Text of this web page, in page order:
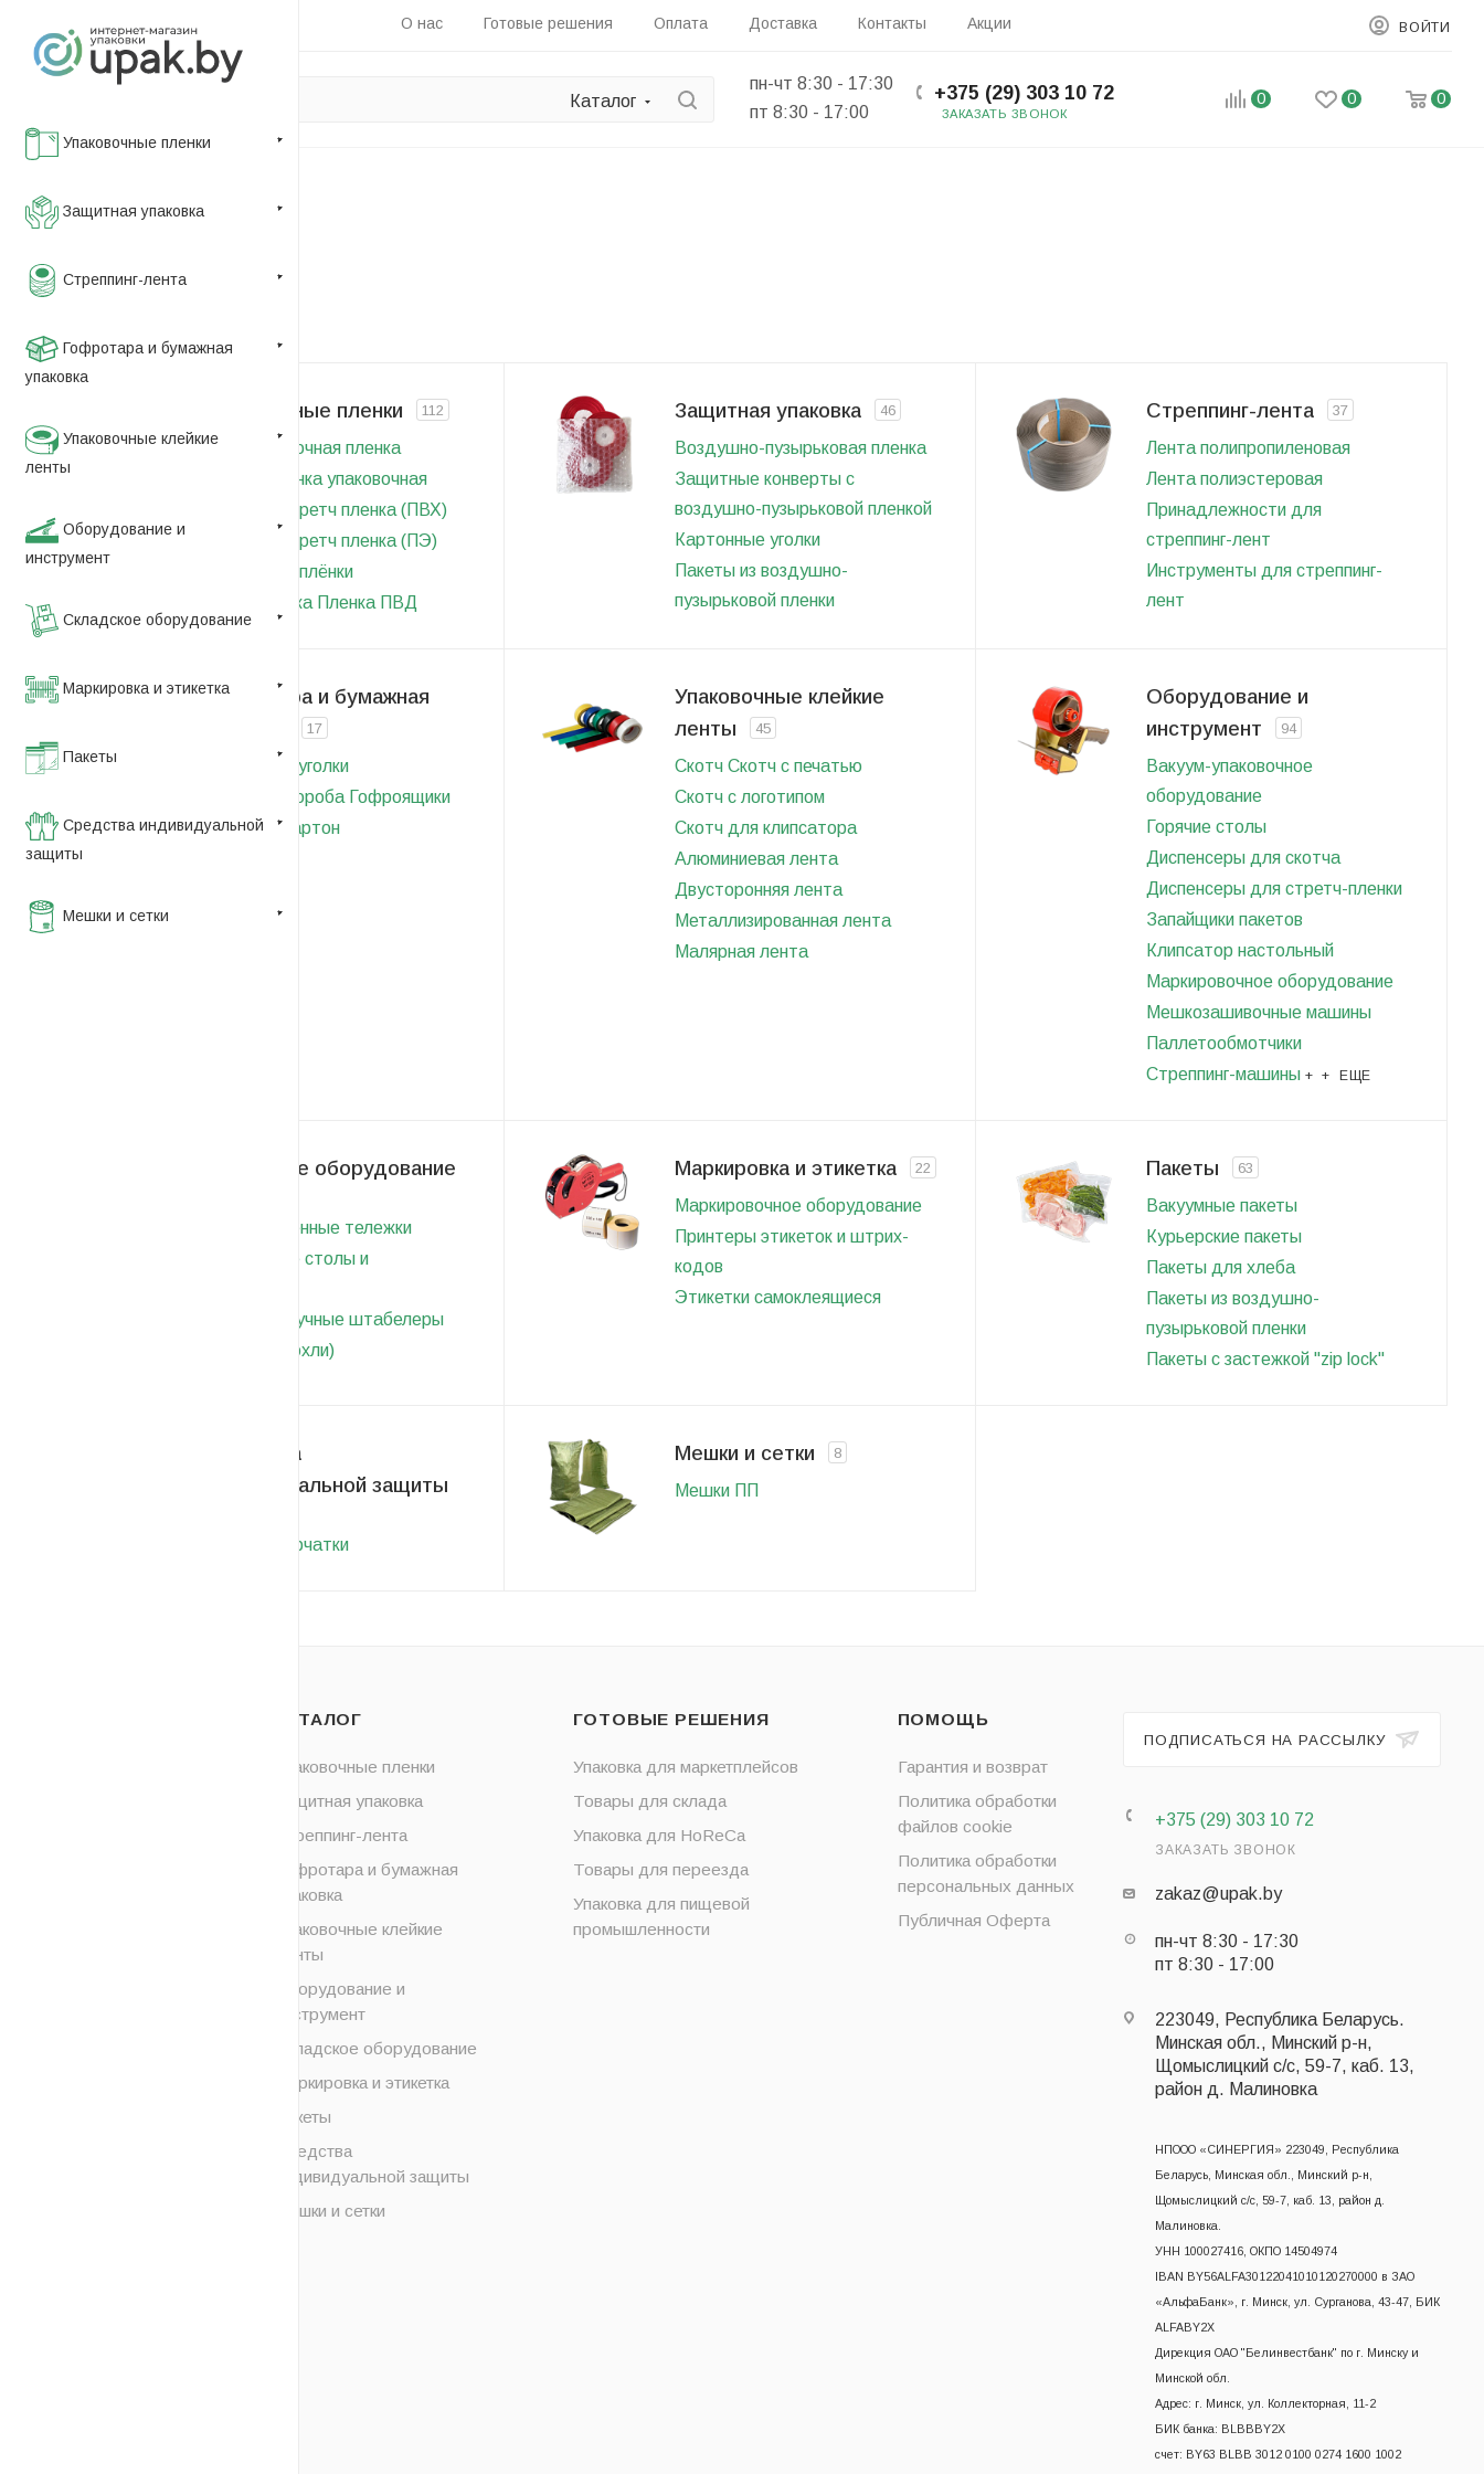
О нас Готовые решения Оплата Доставка Контакты Акции ВОЙТИ
Каталог
пн-чт 8:30 - 17:30
пт 8:30 - 17:00
+375 (29) 303 10 72
ЗАКАЗАТЬ ЗВОНОК
0 0 0
Упаковочные пленки
Защитная упаковка
Стреппинг-лента
Гофротара и бумажная
упаковка
Упаковочные клейкие
ленты
Оборудование и
инструмент
Складское оборудование
Маркировка и этикетка
Пакеты
Средства индивидуальной
защиты
Мешки и сетки
Главная
Каталог
Упаковочные пленки 112
Термоусадочная пленка
Стретч пленка упаковочная
Пищевая стретч пленка (ПВХ)
Пищевая стретч пленка (ПЭ)
Барьерные плёнки
БОПП пленка Пленка ПВД
Защитная упаковка 46
Воздушно-пузырьковая пленка
Защитные конверты c
воздушно-пузырьковой пленкой
Картонные уголки
Пакеты из воздушно-
пузырьковой пленки
Стреппинг-лента 37
Лента полипропиленовая
Лента полиэстеровая
Принадлежности для
стреппинг-лент
Инструменты для стреппинг-
лент
Гофротара и бумажная
17
Картонные уголки
Архивные короба Гофроящики
Листовой картон
Упаковочные клейкие
ленты
45
Скотч Скотч с печатью
Скотч с логотипом
Скотч для клипсатора
Алюминиевая лента
Двусторонняя лента
Металлизированная лента
Малярная лента
Оборудование и
инструмент
94
Вакуум-упаковочное
оборудование
Горячие столы
Диспенсеры для скотча
Диспенсеры для стретч-пленки
Запайщики пакетов
Клипсатор настольный
Маркировочное оборудование
Мешкозашивочные машины
Паллетообмотчики
Стреппинг-машины + + ЕЩЕ
Складское оборудование
Платформенные тележки
Подъемные столы и
Ручные штабелеры
Тележки (рохли)
Маркировка и этикетка 22
Маркировочное оборудование
Принтеры этикеток и штрих-
кодов
Этикетки самоклеящиеся
Пакеты 63
Вакуумные пакеты
Курьерские пакеты
Пакеты для хлеба
Пакеты из воздушно-
пузырьковой пленки
Пакеты с застежкой "zip lock"
Средства
индивидуальной защиты
Перчатки
Мешки и сетки 8
Мешки ПП
КАТАЛОГ
Упаковочные пленки
Защитная упаковка
Стреппинг-лента
Гофротара и бумажная
упаковка
Упаковочные клейкие
ленты
Оборудование и
инструмент
Складское оборудование
Маркировка и этикетка
Пакеты
Средства
индивидуальной защиты
Мешки и сетки
ГОТОВЫЕ РЕШЕНИЯ
Упаковка для маркетплейсов
Товары для склада
Упаковка для HoReCa
Товары для переезда
Упаковка для пищевой
промышленности
ПОМОЩЬ
Гарантия и возврат
Политика обработки
файлов cookie
Политика обработки
персональных данных
Публичная Оферта
ПОДПИСАТЬСЯ НА РАССЫЛКУ
+375 (29) 303 10 72
ЗАКАЗАТЬ ЗВОНОК
zakaz@upak.by
пн-чт 8:30 - 17:30
пт 8:30 - 17:00
223049, Республика Беларусь.
Минская обл., Минский р-н,
Щомыслицкий с/с, 59-7, каб. 13,
район д. Малиновка
НПООО «СИНЕРГИЯ» 223049, Республика
Беларусь, Минская обл., Минский р-н,
Щомыслицкий с/с, 59-7, каб. 13, район д.
Малиновка.
УНН 100027416, ОКПО 14504974
IBAN BY56ALFA30122041010120270000 в ЗАО
«АльфаБанк», г. Минск, ул. Сурганова, 43-47, БИК
ALFABY2X
Дирекция ОАО "Белинвестбанк" по г. Минску и
Минской обл.
Адрес: г. Минск, ул. Коллекторная, 11-2
БИК банка: BLBBBY2X
счет: BY63 BLBB 3012 0100 0274 1600 1002